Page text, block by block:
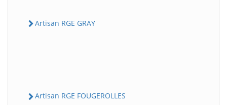
Artisan RGE GRAY
Artisan RGE FOUGEROLLES